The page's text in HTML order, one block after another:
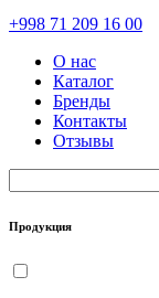
+998 71 209 16 00
О нас
Каталог
Бренды
Контакты
Отзывы
Продукция